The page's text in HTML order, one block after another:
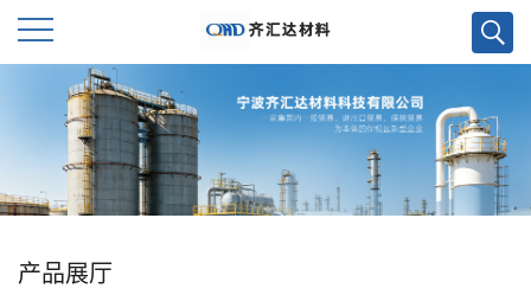
首
页
产品展厅